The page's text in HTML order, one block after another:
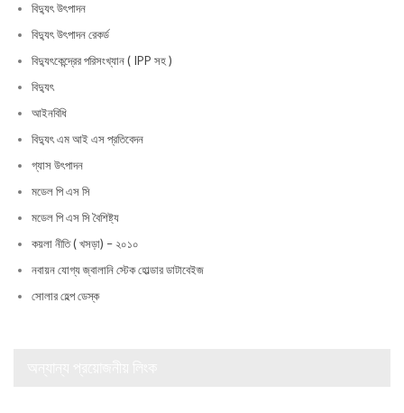
বিদ্যুৎ উৎপাদন
বিদ্যুৎ উৎপাদন রেকর্ড
বিদ্যুৎকেন্দ্রের পরিসংখ্যান ( IPP সহ )
বিদ্যুৎ
আইনবিধি
বিদ্যুৎ এম আই এস প্রতিবেদন
গ্যাস উৎপাদন
মডেল পি এস সি
মডেল পি এস সি বৈশিষ্ট্য
কয়লা নীতি ( খসড়া) – ২০১০
নবায়ন যোগ্য জ্বালানি স্টেক হোল্ডার ডাটাবেইজ
সোলার হেল্প ডেস্ক